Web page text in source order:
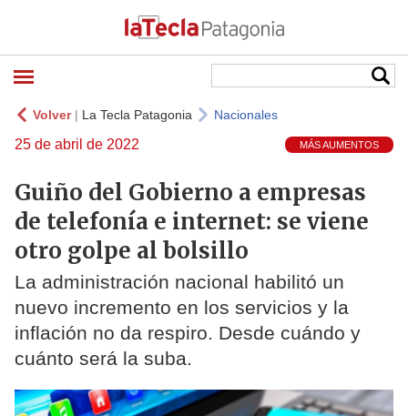
Volver| La Tecla Patagonia Nacionales
25 de abril de 2022 MÁS AUMENTOS
Guiño del Gobierno a empresas
de telefonía e internet: se viene
otro golpe al bolsillo
La administración nacional habilitó un
nuevo incremento en los servicios y la
inflación no da respiro. Desde cuándo y
cuánto será la suba.